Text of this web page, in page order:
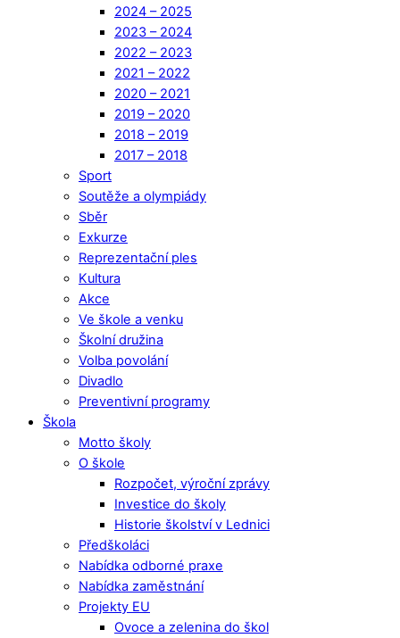
2024 – 2025
2023 – 2024
2022 – 2023
2021 – 2022
2020 – 2021
2019 – 2020
2018 – 2019
2017 – 2018
Sport
Soutěže a olympiády
Sběr
Exkurze
Reprezentační ples
Kultura
Akce
Ve škole a venku
Školní družina
Volba povolání
Divadlo
Preventivní programy
Škola
Motto školy
O škole
Rozpočet, výroční zprávy
Investice do školy
Historie školství v Lednici
Předškoláci
Nabídka odborné praxe
Nabídka zaměstnání
Projekty EU
Ovoce a zelenina do škol